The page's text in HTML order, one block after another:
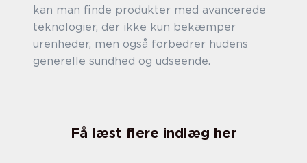
kan man finde produkter med avancerede
teknologier, der ikke kun bekæmper
urenheder, men også forbedrer hudens
generelle sundhed og udseende.
Få læst flere indlæg her